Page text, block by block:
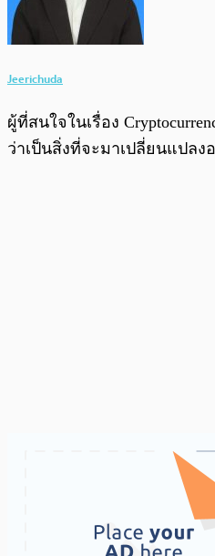
Jeerichuda
ผู้ที่สนใจในเรื่อง
ว่าเป็นสิ่งที่จะมาเปลี่ยนแปลง